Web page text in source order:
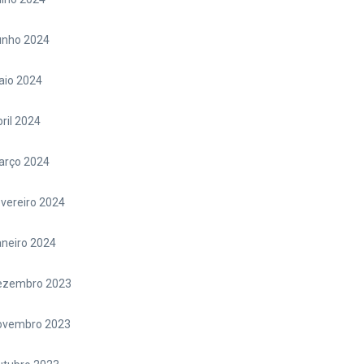
2024
2024
2024
2024
2024
2024
2023
2023